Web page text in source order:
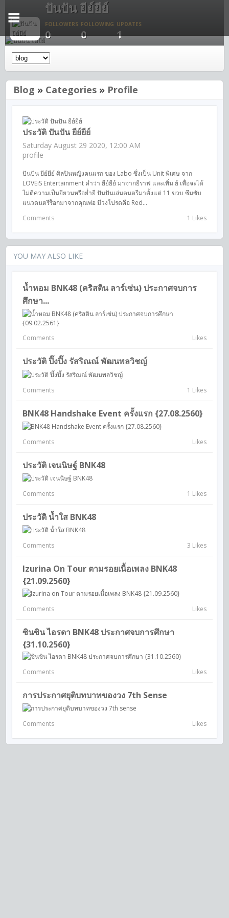
ปันปัน ยีย์ยีย์
FOLLOWERS
0
FOLLOWING
0
UPDATES
1
Blog » Categories » Profile
ประวัติ ปันปัน ยีย์ยีย์
Saturday August 29 2020, 12:00 AM
profile
ปันปัน ยีย์ยีย์ ศิลปินหญิงคนแรก ของ Labo ซึ่งเป็น Unit พิเศษ จาก
LOVEiS Entertainment คำว่า ยีย์ยีย์ มาจากยีราฟ และเพิ่ม ย์ เพื่อจะได้
ไม่ตีความเป็นยียวนหรือย่ำยี ปันปันเล่นตนตรีมาตั้งแต่ 11 ขวบ ซึมซับ
แนวดนตรีร็อกมาจากคุณพ่อ มีวงโปรดคือ Red...
Comments
1 Likes
YOU MAY ALSO LIKE
น้ำหอม BNK48 (คริสติน ลาร์เซ่น) ประกาศจบการ
ศึกษา...
Comments Likes
ประวัติ ปิ๊งปิ๊ง รัสริณณ์ พัฒนพลวิชญ์
Comments 1 Likes
BNK48 Handshake Event ครั้งแรก {27.08.2560}
Comments Likes
ประวัติ เจนนิษฐ์ BNK48
Comments 1 Likes
ประวัติ น้ำใส BNK48
Comments 3 Likes
Izurina On Tour ตามรอยเนื้อเพลง BNK48
{21.09.2560}
Comments Likes
ซินซิน ไอรดา BNK48 ประกาศจบการศึกษา
{31.10.2560}
Comments Likes
การประกาศยุติบทบาทของวง 7th Sense
Comments Likes